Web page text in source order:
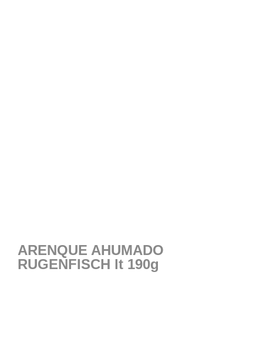
ARENQUE AHUMADO
RUGENFISCH lt 190g